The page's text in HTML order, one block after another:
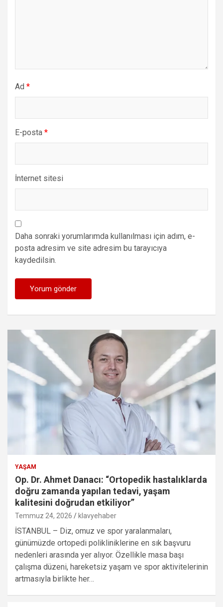
Ad *
E-posta *
İnternet sitesi
Daha sonraki yorumlarımda kullanılması için adım, e-
posta adresim ve site adresim bu tarayıcıya
kaydedilsin.
YAŞAM
Op. Dr. Ahmet Danacı: “Ortopedik hastalıklarda
doğru zamanda yapılan tedavi, yaşam
kalitesini doğrudan etkiliyor”
Temmuz 24, 2026 klavyehaber
İSTANBUL – Diz, omuz ve spor yaralanmaları,
günümüzde ortopedi polikliniklerine en sık başvuru
nedenleri arasında yer alıyor. Özellikle masa başı
çalışma düzeni, hareketsiz yaşam ve spor aktivitelerinin
artmasıyla birlikte her…